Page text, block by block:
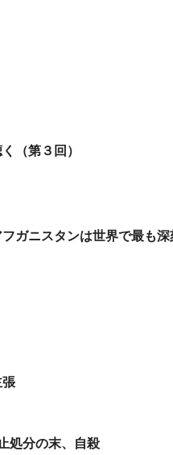
（第３回）
ガニスタンは世界で最も
張
処分の末、自殺